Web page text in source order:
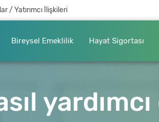
/ Yatırımcı İlişkileri
Bireysel Emeklilik Hayat Sigortası